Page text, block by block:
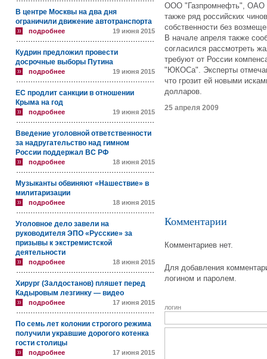
В центре Москвы на два дня
ограничили движение автотранспорта
подробнее 19 июня 2015
Кудрин предложил провести
досрочные выборы Путина
подробнее 19 июня 2015
ЕС продлит санкции в отношении
Крыма на год
подробнее 19 июня 2015
Введение уголовной ответственности
за надругательство над гимном
России поддержал ВС РФ
подробнее 18 июня 2015
Музыканты обвиняют «Нашествие» в
милитаризации
подробнее 18 июня 2015
Уголовное дело завели на
руководителя ЭПО «Русские» за
призывы к экстремистской
деятельности
подробнее 18 июня 2015
Хирург (Залдостанов) пляшет перед
Кадыровым лезгинку — видео
подробнее 17 июня 2015
По семь лет колонии строгого режима
получили укравшие дорогого котенка
гости столицы
подробнее 17 июня 2015
ООО "Газпромнефть", ОАО
также ряд российских
собственности без
В начале апреля также
согласился рассмотреть
требуют от России
"ЮКОСа". Эксперты
что грозит ей новыми
долларов.
25 апреля 2009
Комментарии
Комментариев нет.
Для добавления
логином и паролем.
логин